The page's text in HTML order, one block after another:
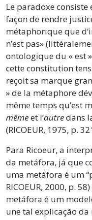
Le paradoxe consiste
façon de rendre
métaphorique que
n’est pas»
ontologique du « est
cette constitution
reçoit sa marque
» de la métaphore
même temps qu’est
mêmeet l’autredans
(RICOEUR, 1975, p.
Para Ricoeur, a
da metáfora, já que
uma metáfora é um
RICOEUR, 2000, p.
metáfora é um
une tal explicação